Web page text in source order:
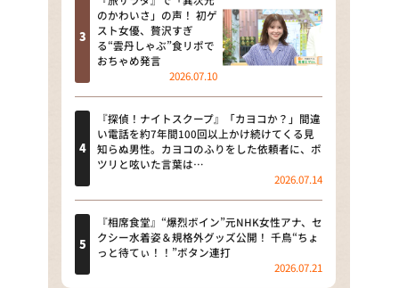
本日はダイアンなり！シーズン２
朝だ！生です旅サラダ
教えて！ニュースライブ 正義の
ミカタ
ＬＩＦＥ～夢のカタチ～
新婚さんいらっしゃい！
ポツンと一軒家
ザキ山小屋本館
のかわいさ」の声！ 初ゲ
スト女優、贅沢すぎ
る“雲丹しゃぶ”食リポで
おちゃめ発言
2026.07.10
『探偵！ナイトスクープ』「カヨコか？」間違
い電話を約7年間100回以上かけ続けてくる見
知らぬ男性。カヨコのふりをした依頼者に、ポ
ツリと呟いた言葉は…
2026.07.14
『相席食堂』“爆烈ボイン”元NHK女性アナ、セ
クシー水着姿＆規格外グッズ公開！ 千鳥“ちょ
っと待てぃ！！”ボタン連打
2026.07.21